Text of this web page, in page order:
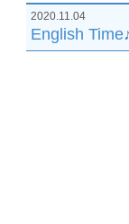
2020.11.04
English